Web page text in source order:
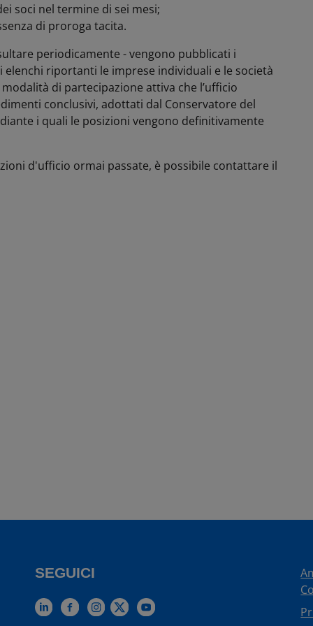
soci nel termine di sei mesi;
di proroga tacita.
periodicamente - vengono pubblicati i
riportanti le imprese individuali e le società
di partecipazione attiva che l’ufficio
conclusivi, adottati dal Conservatore del
i quali le posizioni vengono definitivamente
d'ufficio ormai passate, è possibile contattare il
SEGUICI